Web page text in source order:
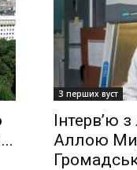
З перших вуст
Інтерв’ю
Аллою